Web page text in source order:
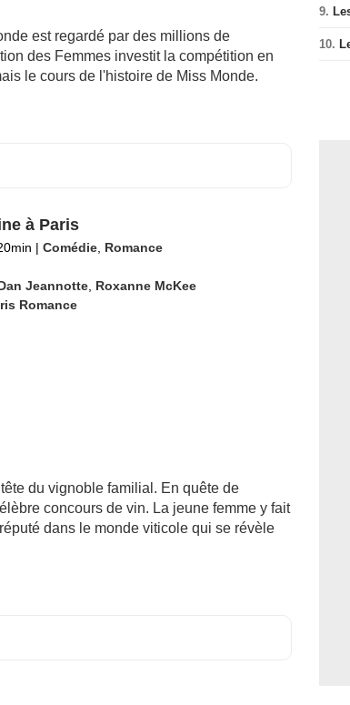
est regardé par des millions de
des Femmes investit la compétition en
le cours de l'histoire de Miss Monde.
à Paris
| Comédie, Romance
Jeannotte, Roxanne McKee
Romance
du vignoble familial. En quête de
concours de vin. La jeune femme y fait
dans le monde viticole qui se révèle
9.
10.